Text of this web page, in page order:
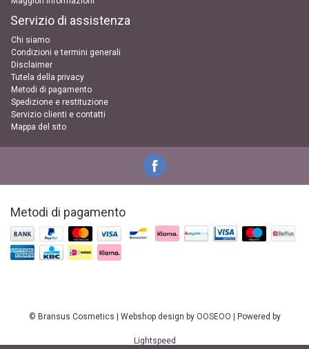
Servizio di assistenza
Chi siamo
Condizioni e termini generali
Disclaimer
Tutela della privacy
Metodi di pagamento
Spedizione e restituzione
Servizio clienti e contatti
Mappa del sito
Metodi di pagamento
© Bransus Cosmetics | Webshop design by OOSEOO | Powered by
Lightspeed